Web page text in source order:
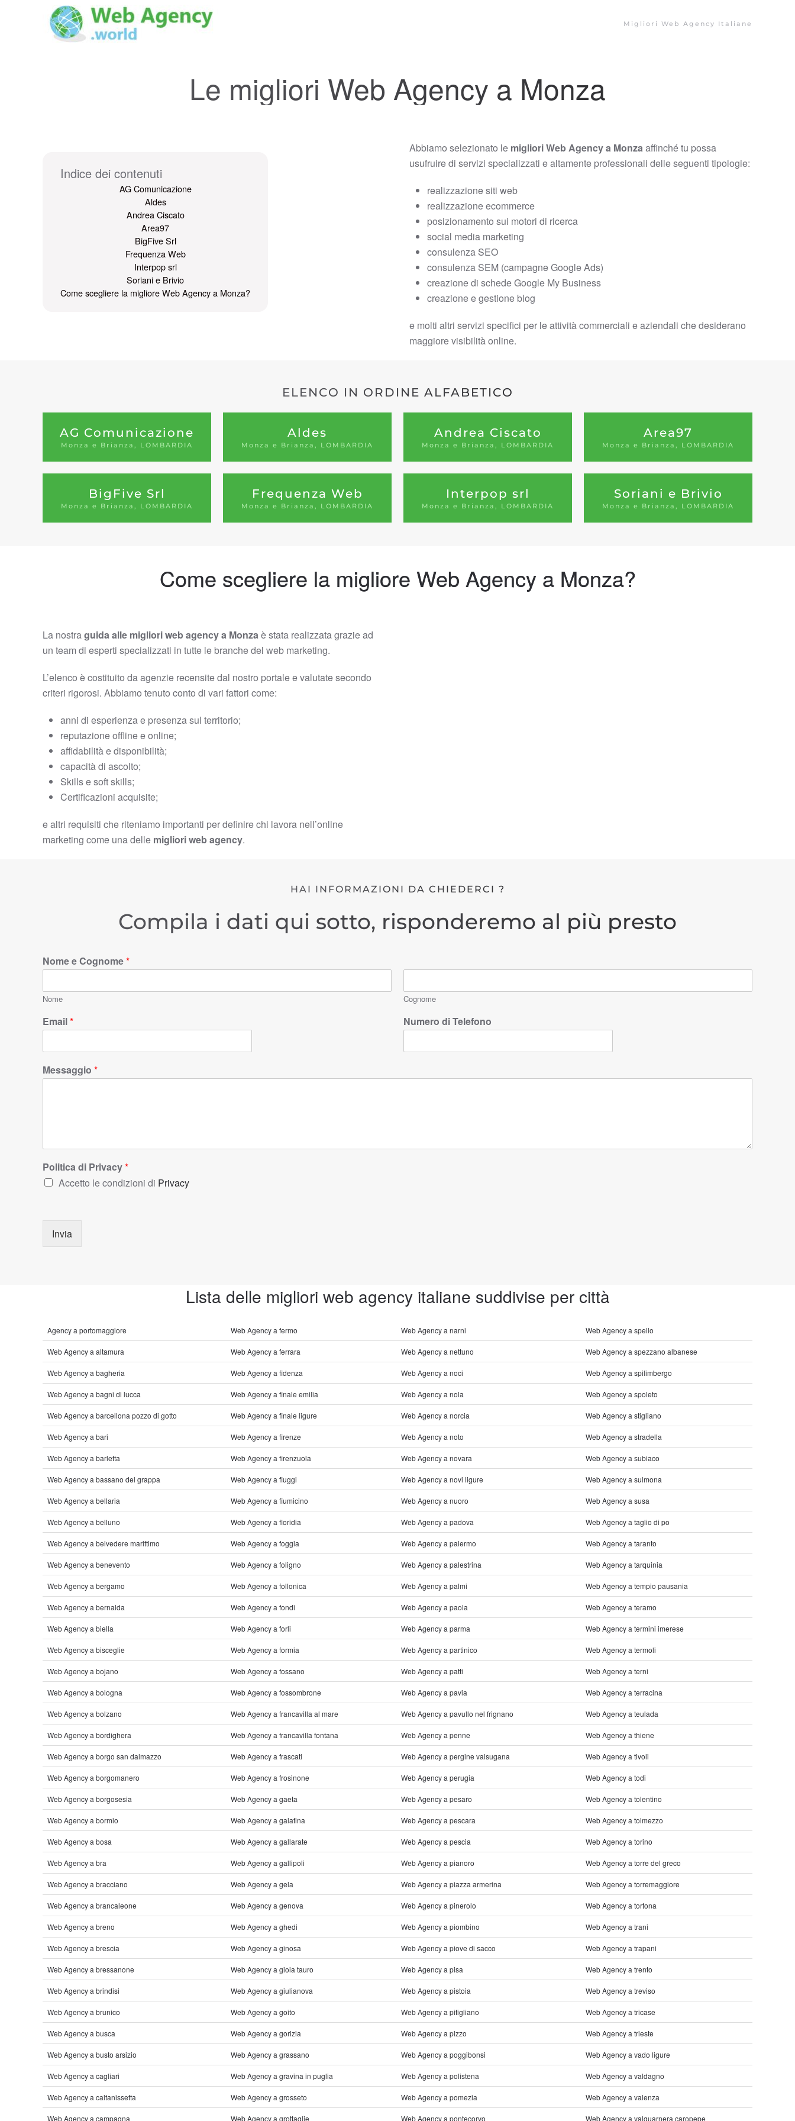
Migliori Web Agency Italiane
Le migliori Web Agency a Monza
Indice dei contenuti
AG Comunicazione
Aldes
Andrea Ciscato
Area97
BigFive Srl
Frequenza Web
Interpop srl
Soriani e Brivio
Come scegliere la migliore Web Agency a Monza?
Abbiamo selezionato le migliori Web Agency a Monzaaffinché tu possa
usufruire di servizi specializzati e altamente professionali delle seguenti tipologie:
realizzazione siti web
realizzazione ecommerce
posizionamento sui motori di ricerca
social media marketing
consulenza SEO
consulenza SEM (campagne Google Ads)
creazione di schede Google My Business
creazione e gestione blog
e molti altri servizi specifici per le attività commerciali e aziendali che desiderano
maggiore visibilità online.
ELENCO IN ORDINE ALFABETICO
AG Comunicazione
Monza e Brianza, LOMBARDIA
Aldes
Monza e Brianza, LOMBARDIA
Andrea Ciscato
Monza e Brianza, LOMBARDIA
Area97
Monza e Brianza, LOMBARDIA
BigFive Srl
Monza e Brianza, LOMBARDIA
Frequenza Web
Monza e Brianza, LOMBARDIA
Interpop srl
Monza e Brianza, LOMBARDIA
Soriani e Brivio
Monza e Brianza, LOMBARDIA
Come scegliere la migliore Web Agency a Monza?
La nostraguida alle migliori web agency a Monzaè stata realizzata grazie ad
un team di esperti specializzati in tutte le branche del web marketing.
L’elenco è costituito da agenzie recensite dal nostro portale e valutate secondo
criteri rigorosi. Abbiamo tenuto conto di vari fattori come:
anni di esperienza e presenza sul territorio;
reputazione offline e online;
affidabilità e disponibilità;
capacità di ascolto;
Skills e soft skills;
Certificazioni acquisite;
e altri requisiti che riteniamo importanti per definire chi lavora nell’online
marketing come una delle migliori web agency.
HAI INFORMAZIONI DA CHIEDERCI ?
Compila i dati qui sotto, risponderemo al più presto
Nome e Cognome*
Nome Cognome
Email* Numero di Telefono
Messaggio *
Politica di Privacy*
Accetto le condizioni di Privacy
Invia
Lista delle migliori web agency italiane suddivise per città
Agency a portomaggiore Web Agency a fermo Web Agency a narni Web Agency a spello
Web Agency a altamura Web Agency a ferrara Web Agency a nettuno Web Agency a spezzano albanese
Web Agency a bagheria Web Agency a fidenza Web Agency a noci Web Agency a spilimbergo
Web Agency a bagni di lucca Web Agency a finale emilia Web Agency a nola Web Agency a spoleto
Web Agency a barcellona pozzo di gotto Web Agency a finale ligure Web Agency a norcia Web Agency a stigliano
Web Agency a bari Web Agency a firenze Web Agency a noto Web Agency a stradella
Web Agency a barletta Web Agency a firenzuola Web Agency a novara Web Agency a subiaco
Web Agency a bassano del grappa Web Agency a fiuggi Web Agency a novi ligure Web Agency a sulmona
Web Agency a bellaria Web Agency a fiumicino Web Agency a nuoro Web Agency a susa
Web Agency a belluno Web Agency a floridia Web Agency a padova Web Agency a taglio di po
Web Agency a belvedere marittimo Web Agency a foggia Web Agency a palermo Web Agency a taranto
Web Agency a benevento Web Agency a foligno Web Agency a palestrina Web Agency a tarquinia
Web Agency a bergamo Web Agency a follonica Web Agency a palmi Web Agency a tempio pausania
Web Agency a bernalda Web Agency a fondi Web Agency a paola Web Agency a teramo
Web Agency a biella Web Agency a forli Web Agency a parma Web Agency a termini imerese
Web Agency a bisceglie Web Agency a formia Web Agency a partinico Web Agency a termoli
Web Agency a bojano Web Agency a fossano Web Agency a patti Web Agency a terni
Web Agency a bologna Web Agency a fossombrone Web Agency a pavia Web Agency a terracina
Web Agency a bolzano Web Agency a francavilla al mare Web Agency a pavullo nel frignano Web Agency a teulada
Web Agency a bordighera Web Agency a francavilla fontana Web Agency a penne Web Agency a thiene
Web Agency a borgo san dalmazzo Web Agency a frascati Web Agency a pergine valsugana Web Agency a tivoli
Web Agency a borgomanero Web Agency a frosinone Web Agency a perugia Web Agency a todi
Web Agency a borgosesia Web Agency a gaeta Web Agency a pesaro Web Agency a tolentino
Web Agency a bormio Web Agency a galatina Web Agency a pescara Web Agency a tolmezzo
Web Agency a bosa Web Agency a gallarate Web Agency a pescia Web Agency a torino
Web Agency a bra Web Agency a gallipoli Web Agency a pianoro Web Agency a torre del greco
Web Agency a bracciano Web Agency a gela Web Agency a piazza armerina Web Agency a torremaggiore
Web Agency a brancaleone Web Agency a genova Web Agency a pinerolo Web Agency a tortona
Web Agency a breno Web Agency a ghedi Web Agency a piombino Web Agency a trani
Web Agency a brescia Web Agency a ginosa Web Agency a piove di sacco Web Agency a trapani
Web Agency a bressanone Web Agency a gioia tauro Web Agency a pisa Web Agency a trento
Web Agency a brindisi Web Agency a giulianova Web Agency a pistoia Web Agency a treviso
Web Agency a brunico Web Agency a goito Web Agency a pitigliano Web Agency a tricase
Web Agency a busca Web Agency a gorizia Web Agency a pizzo Web Agency a trieste
Web Agency a busto arsizio Web Agency a grassano Web Agency a poggibonsi Web Agency a vado ligure
Web Agency a cagliari Web Agency a gravina in puglia Web Agency a polistena Web Agency a valdagno
Web Agency a caltanissetta Web Agency a grosseto Web Agency a pomezia Web Agency a valenza
Web Agency a campagna Web Agency a grottaglie Web Agency a pontecorvo Web Agency a valguarnera caropepe